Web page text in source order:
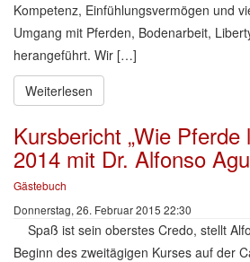
Kompetenz, Einfühlungsvermögen und
Umgang mit Pferden, Bodenarbeit,
herangeführt. Wir […]
Weiterlesen
Kursbericht „Wie Pferde
2014 mit Dr. Alfonso
Gästebuch
Donnerstag, 26. Februar 2015 22:30
Spaß ist sein oberstes Credo, stellt
Beginn des zweitägigen Kurses auf der